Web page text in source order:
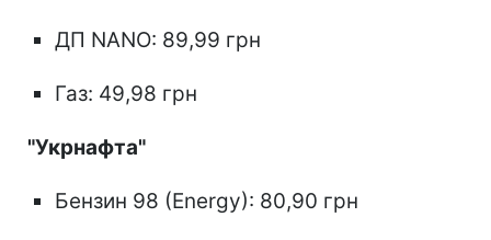
ДП NANO: 89,99 грн
Газ: 49,98 грн
"Укрнафта"
Бензин 98 (Energy): 80,90 грн